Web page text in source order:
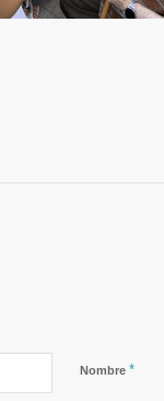
Nombre *